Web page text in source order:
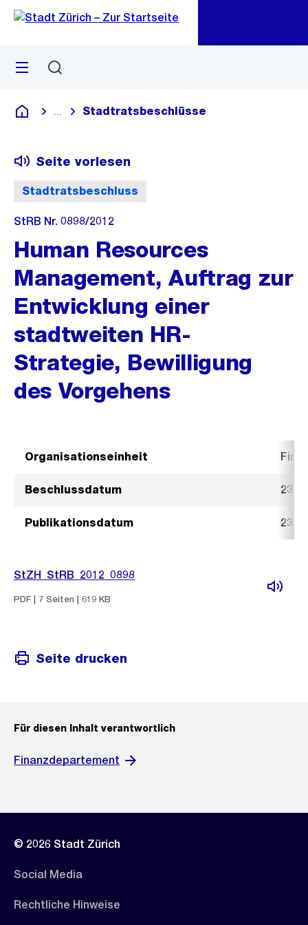
Navigation
Sprunglink
Menü
Deutsch
Blende alle Breadcrumbs ein
Stadtratsbeschlüsse
Stadtratsbeschluss
Seite vorlesen
StRB Nr. 0898/2012
Human Resources
Management, Auftrag zur
Entwicklung einer
stadtweiten HR-
Strategie, Bewilligung
des Vorgehens
Organisationseinheit
Beschlussdatum 23.
Publikationsdatum 23.
StZH_StRB_2012_0898
PDF | 7 Seiten | 619 KB
Seite drucken
Für diesen Inhalt verantwortlich
Finanzdepartement
© 2026 Stadt Zürich
Social Media
Rechtliche Hinweise